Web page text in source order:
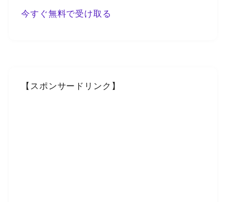
今すぐ無料で受け取る
【スポンサードリンク】